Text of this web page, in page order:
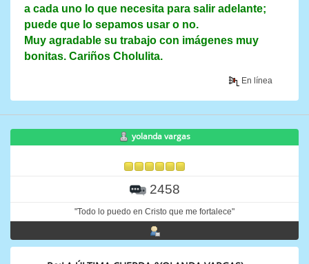
a cada uno lo que necesita para salir adelante;
puede que lo sepamos usar o no.
Muy agradable su trabajo con imágenes muy
bonitas. Cariños Cholulita.
En línea
yolanda vargas
2458
"Todo lo puedo en Cristo que me fortalece"